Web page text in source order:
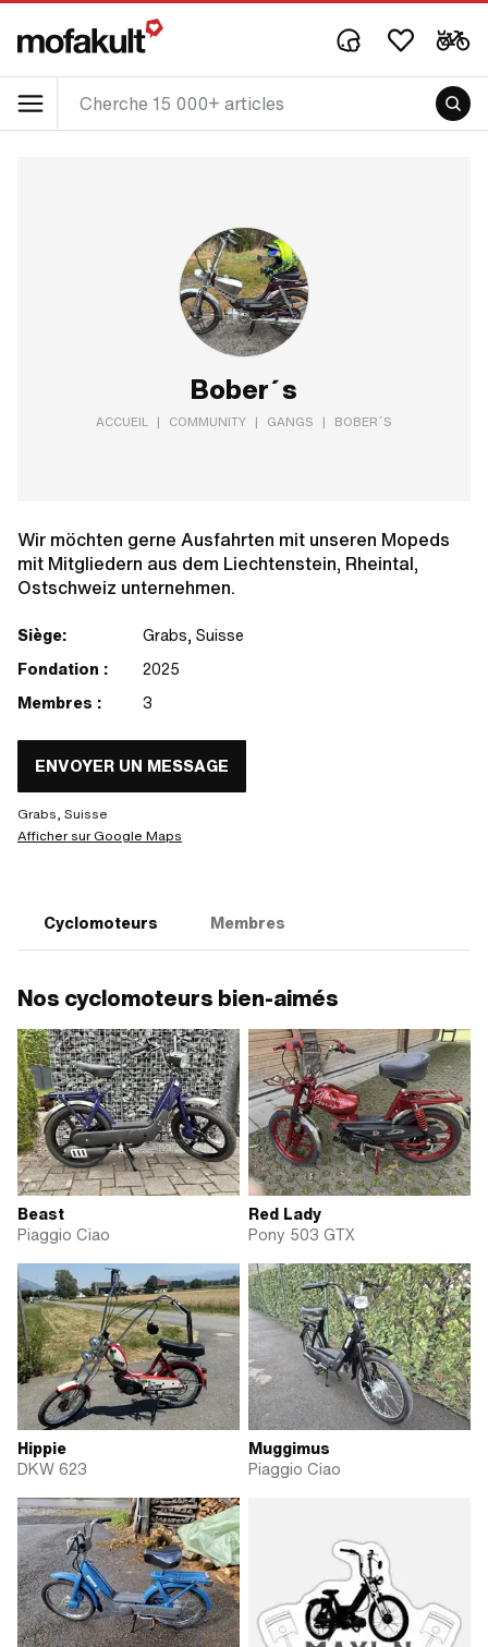
Bober´s
ACCUEIL | COMMUNITY | GANGS | BOBER´S
Wir möchten gerne Ausfahrten mit unseren Mopeds
mit Mitgliedern aus dem Liechtenstein, Rheintal,
Ostschweiz unternehmen.
Siège:
Grabs, Suisse
Fondation :
2025
Membres :
3
ENVOYER UN MESSAGE
Grabs, Suisse
Afficher sur Google Maps
Cyclomoteurs Membres
Nos cyclomoteurs bien-aimés
Beast
Piaggio Ciao
Red Lady
Pony 503 GTX
Hippie
DKW 623
Muggimus
Piaggio Ciao